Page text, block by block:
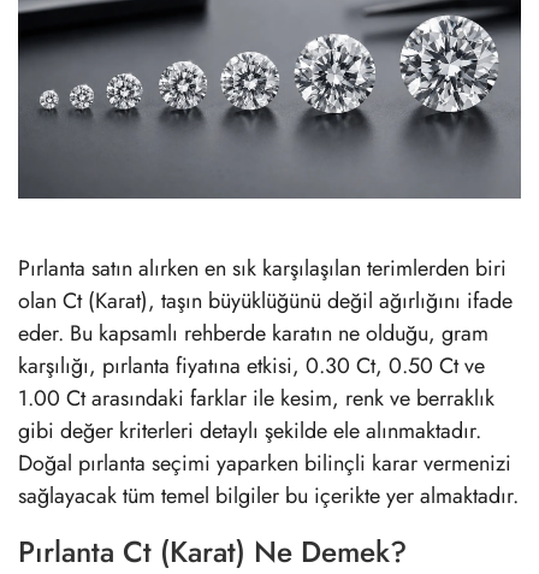
Pırlanta satın alırken en sık karşılaşılan terimlerden biri
olan Ct (Karat), taşın büyüklüğünü değil ağırlığını ifade
eder. Bu kapsamlı rehberde karatın ne olduğu, gram
karşılığı, pırlanta fiyatına etkisi, 0.30 Ct, 0.50 Ct ve
1.00 Ct arasındaki farklar ile kesim, renk ve berraklık
gibi değer kriterleri detaylı şekilde ele alınmaktadır.
Doğal pırlanta seçimi yaparken bilinçli karar vermenizi
sağlayacak tüm temel bilgiler bu içerikte yer almaktadır.
Pırlanta Ct (Karat) Ne Demek?